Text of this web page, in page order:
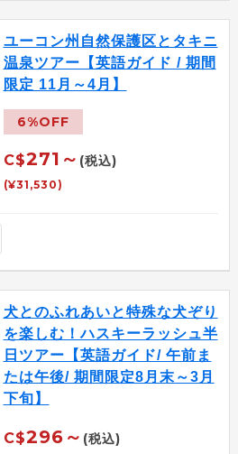
ユーコン州自然保護区とタキニ
温泉ツアー【英語ガイド / 期間
限定 11月～4月】
6%OFF
C$271～ (税込)
(¥31,530)
犬とのふれあいと特殊な犬ぞり
を楽しむ！ハスキーラッシュ半
日ツアー【英語ガイド/ 午前ま
たは午後/ 期間限定8月末～3月
下旬】
C$296～ (税込)